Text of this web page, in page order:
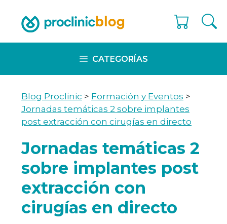
content
CATEGORÍAS
Blog Proclinic > Formación y Eventos >
Jornadas temáticas 2 sobre implantes
post extracción con cirugías en directo
Jornadas temáticas 2
sobre implantes post
extracción con
cirugías en directo